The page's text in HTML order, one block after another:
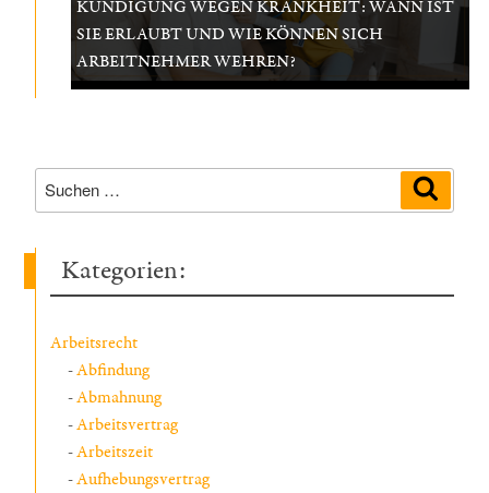
KÜNDIGUNG WEGEN KRANKHEIT: WANN IST
SIE ERLAUBT UND WIE KÖNNEN SICH
ARBEITNEHMER WEHREN?
Suchen
nach:
Kategorien:
Arbeitsrecht
Abfindung
Abmahnung
Arbeitsvertrag
Arbeitszeit
Aufhebungsvertrag